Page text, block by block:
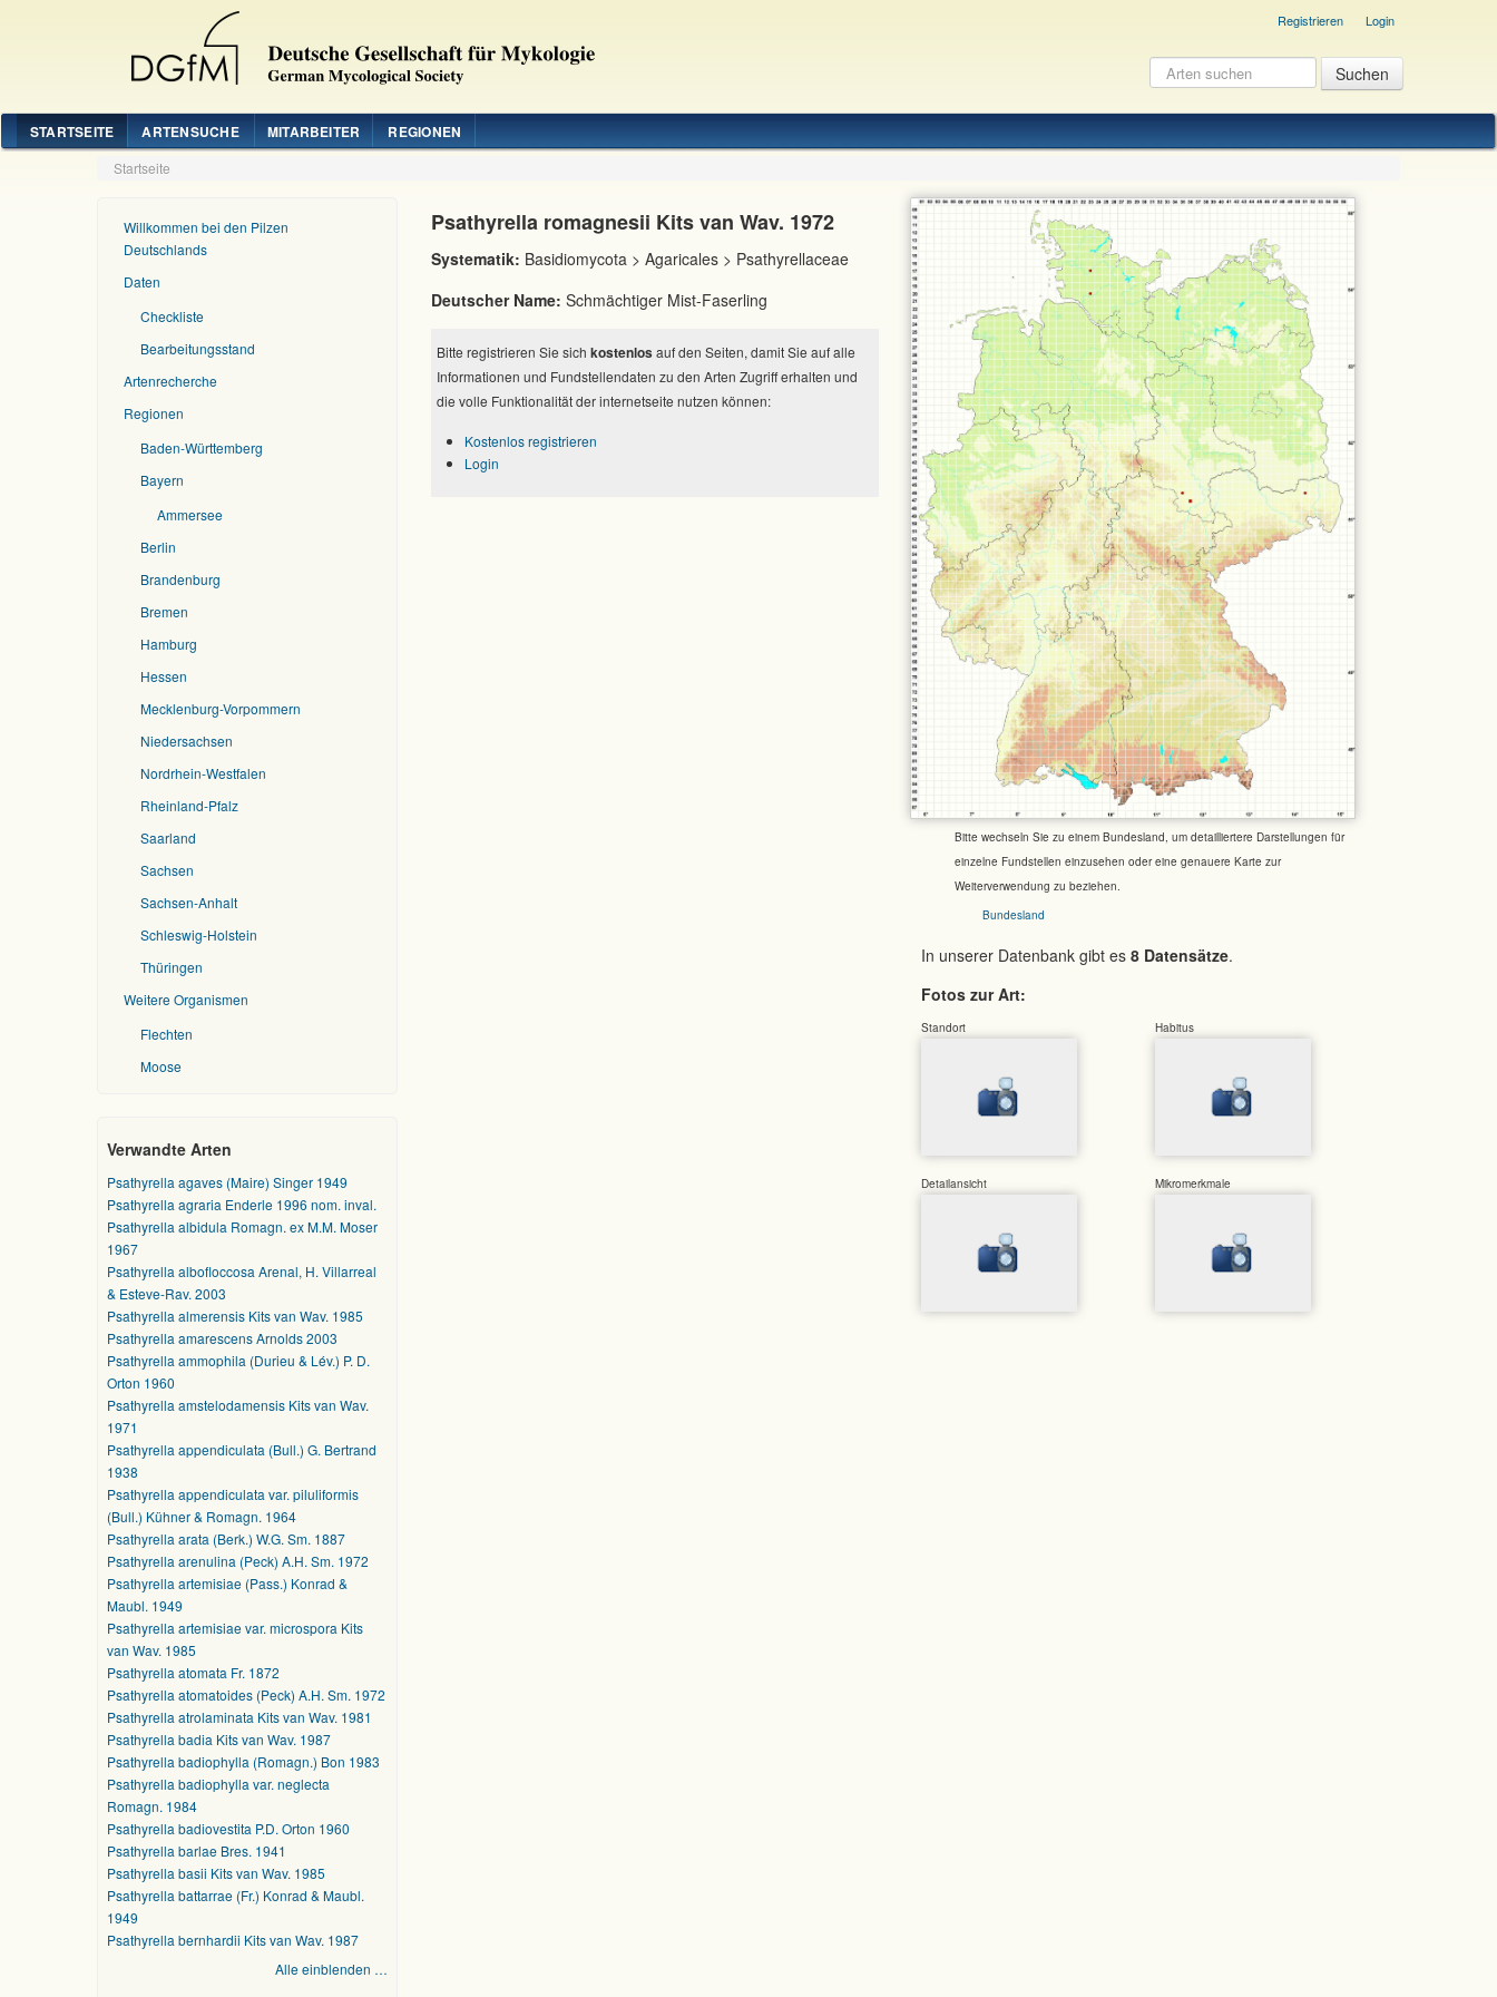
Registrieren Login
STARTSEITE ARTENSUCHE MITARBEITER REGIONEN
Startseite
Willkommen bei den Pilzen
Deutschlands
Daten
Checkliste
Bearbeitungsstand
Artenrecherche
Regionen
Baden-Württemberg
Bayern
Ammersee
Berlin
Brandenburg
Bremen
Hamburg
Hessen
Mecklenburg-Vorpommern
Niedersachsen
Nordrhein-Westfalen
Rheinland-Pfalz
Saarland
Sachsen
Sachsen-Anhalt
Schleswig-Holstein
Thüringen
Weitere Organismen
Flechten
Moose
Verwandte Arten
Psathyrella agaves (Maire) Singer 1949
Psathyrella agraria Enderle 1996 nom. inval.
Psathyrella albidula Romagn. ex M.M. Moser
1967
Psathyrella albofloccosa Arenal, H. Villarreal
& Esteve-Rav. 2003
Psathyrella almerensis Kits van Wav. 1985
Psathyrella amarescens Arnolds 2003
Psathyrella ammophila (Durieu & Lév.) P. D.
Orton 1960
Psathyrella amstelodamensis Kits van Wav.
1971
Psathyrella appendiculata (Bull.) G. Bertrand
1938
Psathyrella appendiculata var. piluliformis
(Bull.) Kühner & Romagn. 1964
Psathyrella arata (Berk.) W.G. Sm. 1887
Psathyrella arenulina (Peck) A.H. Sm. 1972
Psathyrella artemisiae (Pass.) Konrad &
Maubl. 1949
Psathyrella artemisiae var. microspora Kits
van Wav. 1985
Psathyrella atomata Fr. 1872
Psathyrella atomatoides (Peck) A.H. Sm. 1972
Psathyrella atrolaminata Kits van Wav. 1981
Psathyrella badia Kits van Wav. 1987
Psathyrella badiophylla (Romagn.) Bon 1983
Psathyrella badiophylla var. neglecta
Romagn. 1984
Psathyrella badiovestita P.D. Orton 1960
Psathyrella barlae Bres. 1941
Psathyrella basii Kits van Wav. 1985
Psathyrella battarrae (Fr.) Konrad & Maubl.
1949
Psathyrella bernhardii Kits van Wav. 1987
Alle einblenden …
Bitte wechseln Sie zu einem Bundesland, um detailliertere Darstellungen für
einzelne Fundstellen einzusehen oder eine genauere Karte zur
Weiterverwendung zu beziehen.
Bundesland
In unserer Datenbank gibt es 8 Datensätze.
Fotos zur Art:
Standort Habitus
Detailansicht Mikromerkmale
Psathyrella romagnesii Kits van Wav. 1972
Systematik: Basidiomycota > Agaricales > Psathyrellaceae
Deutscher Name: Schmächtiger Mist-Faserling
Bitte registrieren Sie sich kostenlos auf den Seiten, damit Sie auf alle
Informationen und Fundstellendaten zu den Arten Zugriff erhalten und
die volle Funktionalität der internetseite nutzen können:
Kostenlos registrieren
Login